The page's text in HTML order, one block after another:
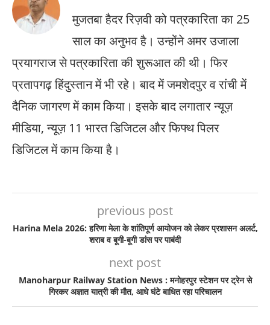
मुजतबा हैदर रिज़वी को पत्रकारिता का 25
साल का अनुभव है। उन्होंने अमर उजाला
प्रयागराज से पत्रकारिता की शुरूआत की थी। फिर
प्रतापगढ़ हिंदुस्तान में भी रहे। बाद में जमशेदपुर व रांची में
दैनिक जागरण में काम किया। इसके बाद लगातार न्यूज़
मीडिया, न्यूज़ 11 भारत डिजिटल और फिफ्थ पिलर
डिजिटल में काम किया है।
previous post
Harina Mela 2026: हरिणा मेला के शांतिपूर्ण आयोजन को लेकर प्रशासन अलर्ट,
शराब व बूगी-बूगी डांस पर पाबंदी
next post
Manoharpur Railway Station News : मनोहरपुर स्टेशन पर ट्रेन से
गिरकर अज्ञात यात्री की मौत, आधे घंटे बाधित रहा परिचालन